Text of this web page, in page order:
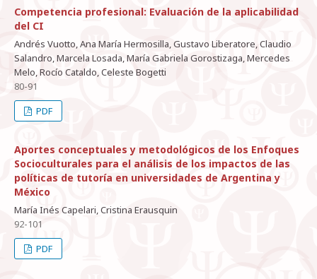
Competencia profesional: Evaluación de la aplicabilidad
del CI
Andrés Vuotto, Ana María Hermosilla, Gustavo Liberatore, Claudio
Salandro, Marcela Losada, María Gabriela Gorostizaga, Mercedes
Melo, Rocío Cataldo, Celeste Bogetti
80-91
PDF
Aportes conceptuales y metodológicos de los Enfoques
Socioculturales para el análisis de los impactos de las
políticas de tutoría en universidades de Argentina y
México
María Inés Capelari, Cristina Erausquin
92-101
PDF